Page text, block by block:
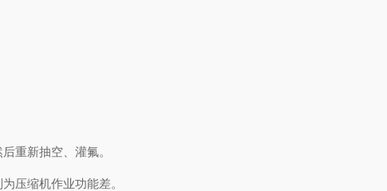
重新抽空、灌氟。
压缩机作业功能差。